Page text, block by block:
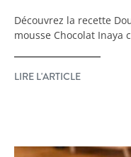
Découvrez la recette
mousse Chocolat
LIRE L'ARTICLE